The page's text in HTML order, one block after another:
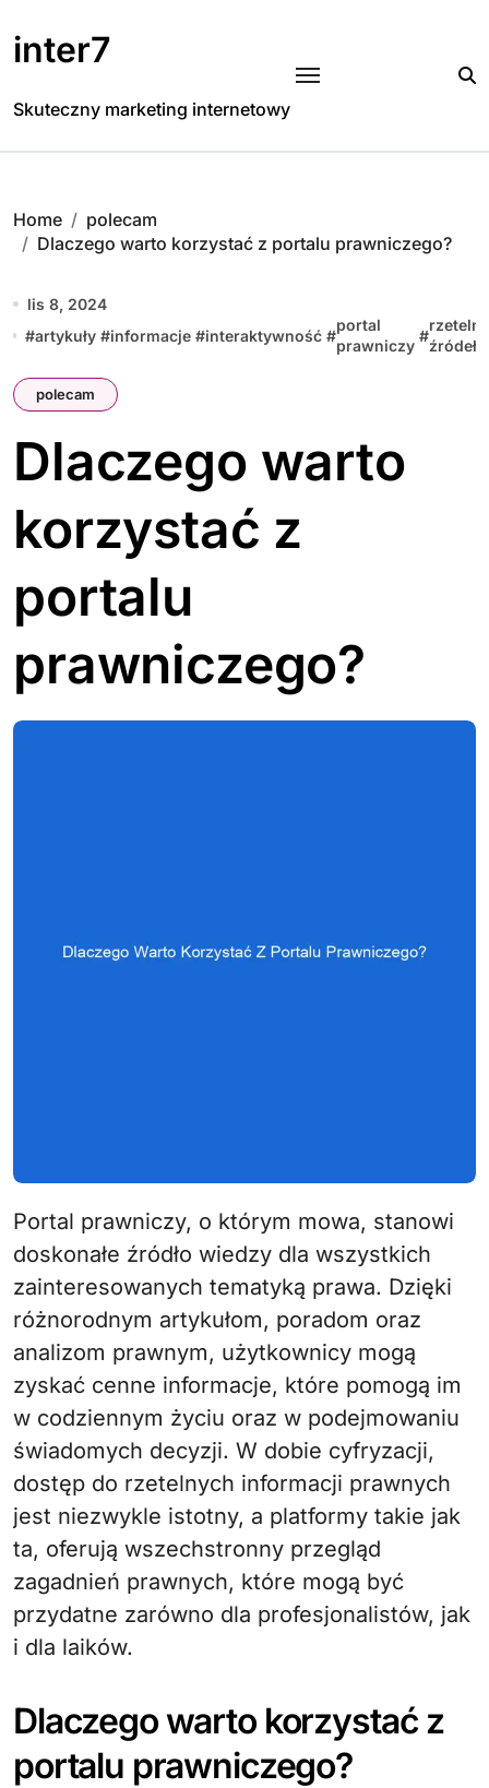
to
content
inter7
Skuteczny marketing internetowy
Home
polecam
Dlaczego warto korzystać z portalu prawniczego?
lis 8, 2024
#artykuły #informacje #interaktywność #
portal
prawniczy
#
źródeł
polecam
Dlaczego warto
korzystać z
portalu
prawniczego?
Portal prawniczy, o którym mowa, stanowi
doskonałe źródło wiedzy dla wszystkich
zainteresowanych tematyką prawa. Dzięki
różnorodnym artykułom, poradom oraz
analizom prawnym, użytkownicy mogą
zyskać cenne informacje, które pomogą im
w codziennym życiu oraz w podejmowaniu
świadomych decyzji. W dobie cyfryzacji,
dostęp do rzetelnych informacji prawnych
jest niezwykle istotny, a platformy takie jak
ta, oferują wszechstronny przegląd
zagadnień prawnych, które mogą być
przydatne zarówno dla profesjonalistów, jak
i dla laików.
Dlaczego warto korzystać z
portalu prawniczego?